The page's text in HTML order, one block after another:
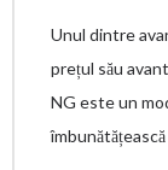
Unul dintre
prețul său
NG este un